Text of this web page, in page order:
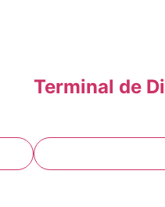
Terminal de